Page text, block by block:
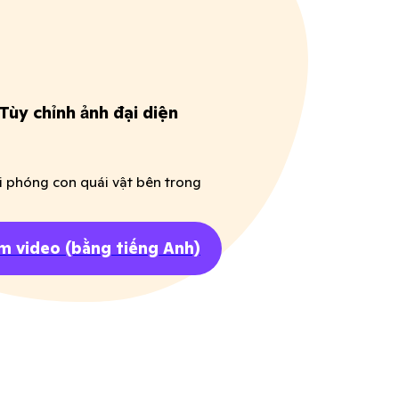
chỉnh ảnh đại diện
phóng con quái vật bên trong
video (bằng tiếng Anh)